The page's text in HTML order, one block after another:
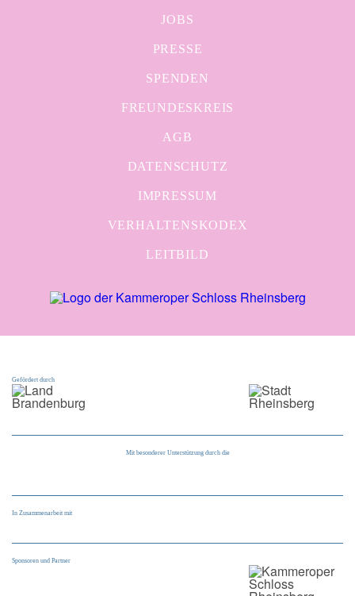
JOBS
PRESSE
SPENDEN
FREUNDESKREIS
AGB
DATENSCHUTZ
IMPRESSUM
VERHALTENSKODEX
LEITBILD
Gefördert durch
Mit besonderer Unterstützung durch die
In Zusammenarbeit mit
Sponsoren und Partner